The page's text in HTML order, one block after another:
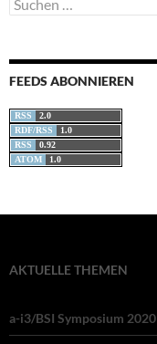
nach:
FEEDS ABONNIEREN
RSS
2.0
RDF/RSS
1.0
RSS
0.92
ATOM
1.0
AKTUELLE THEMEN
a-i3/BSI Symposium 2020